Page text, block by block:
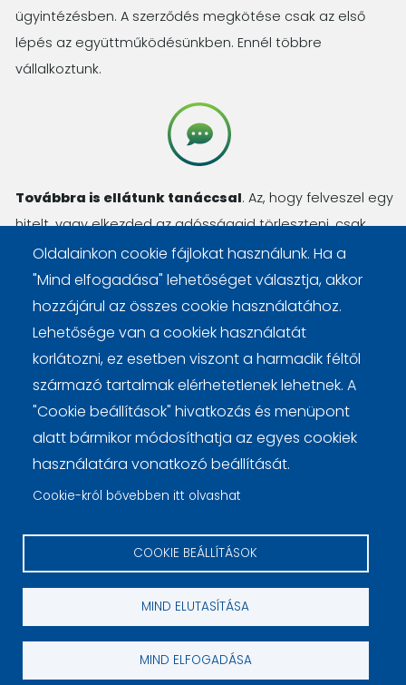
ügyintézésben. A szerződés megkötése csak az első
lépés az együttműködésünkben. Ennél többre
vállalkoztunk.
Továbbra is ellátunk tanáccsal. Az, hogy felveszel egy
hitelt, vagy elkezded az adósságaid törleszteni, csak
kezdőlépés. Számos kérdésed lesz még, amit
megválaszolunk, haladásod pedig nyomon követjük.
Oldalainkon cookie fájlokat használunk. Ha a
"Mind elfogadása" lehetőséget választja, akkor
hozzájárul az összes cookie használatához.
Lehetősége van a cookiek használatát
korlátozni, ez esetben viszont a harmadik féltől
származó tartalmak elérhetetlenek lehetnek. A
"Cookie beállítások" hivatkozás és menüpont
alatt bármikor módosíthatja az egyes cookiek
használatára vonatkozó beállítását.
Cookie-król bővebben itt olvashat
COOKIE BEÁLLÍTÁSOK
MIND ELUTASÍTÁSA
MIND ELFOGADÁSA
LáblécCookie beállítások Cookie kezelési tájékoztató
© 2026 pénzügy.sk
webdesign by